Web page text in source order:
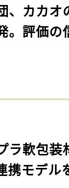
、カカオ
。評価の
ラ軟包装
携モデル